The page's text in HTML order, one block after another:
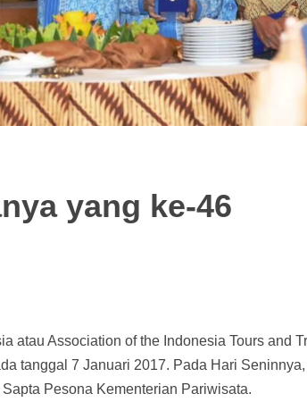
yang ke-46
atau Association of the Indonesia Tours and
tanggal 7 Januari 2017. Pada Hari
Pesona Kementerian Pariwisata.